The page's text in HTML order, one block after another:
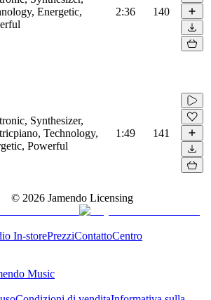
Energetic,
2:36 140
Synthesizer,
Technology,
Powerful
1:49 141
© 2026 Jamendo Licensing
In-storePrezziContattoCentro
Music